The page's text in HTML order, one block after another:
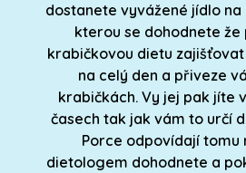
dostanete vyvážené jídlo na
kterou se dohodnete že
krabičkovou dietu
na celý den a přiveze
krabičkách. Vy jej pak jíte
časech tak jak vám to určí
Porce odpovídají tomu
dietologem dohodnete a